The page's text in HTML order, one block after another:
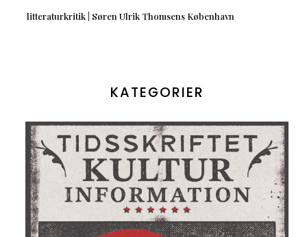
litteraturkritik | Søren Ulrik Thomsens København
KATEGORIER